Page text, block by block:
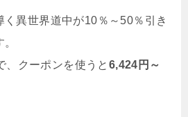
く異世界道中が10％～50％引き
、クーポンを使うと 6,424円～